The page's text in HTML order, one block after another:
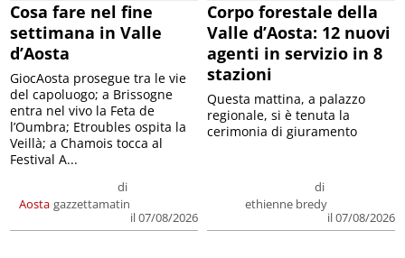
Cosa fare nel fine
settimana in Valle
d’Aosta
Aosta
di
gazzettamatin
il 07/08/2026
GiocAosta prosegue tra le vie
del capoluogo; a Brissogne
entra nel vivo la Feta de
l’Oumbra; Etroubles ospita la
Veillà; a Chamois tocca al
Festival A...
Corpo forestale della
Valle d’Aosta: 12 nuovi
agenti in servizio in 8
stazioni
di
ethienne bredy
il 07/08/2026
Questa mattina, a palazzo
regionale, si è tenuta la
cerimonia di giuramento